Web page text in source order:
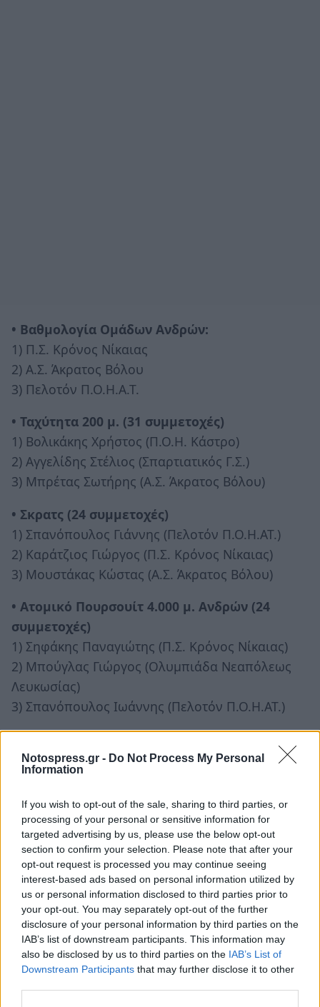
Notospress.gr - Do Not Process My Personal
Information
If you wish to opt-out of the sale, sharing to third parties, or
processing of your personal or sensitive information for
targeted advertising by us, please use the below opt-out
section to confirm your selection. Please note that after your
opt-out request is processed you may continue seeing
interest-based ads based on personal information utilized by
us or personal information disclosed to third parties prior to
your opt-out. You may separately opt-out of the further
disclosure of your personal information by third parties on the
IAB’s list of downstream participants. This information may
also be disclosed by us to third parties on the IAB’s List of
Downstream Participants that may further disclose it to other
• Βαθμολογία Ομάδων Ανδρών:
1) Π.Σ. Κρόνος Νίκαιας
2) Α.Σ. Άκρατος Βόλου
3) Πελοτόν Π.Ο.Η.Α.Τ.
• Ταχύτητα 200 μ. (31 συμμετοχές)
1) Βολικάκης Χρήστος (Π.Ο.Η. Κάστρο)
2) Αγγελίδης Στέλιος (Σπαρτιατικός Γ.Σ.)
3) Μπρέτας Σωτήρης (Α.Σ. Άκρατος Βόλου)
• Σκρατς (24 συμμετοχές)
1) Σπανόπουλος Γιάννης (Πελοτόν Π.Ο.Η.ΑΤ.)
2) Καράτζιος Γιώργος (Π.Σ. Κρόνος Νίκαιας)
3) Μουστάκας Κώστας (Α.Σ. Άκρατος Βόλου)
• Ατομικό Πουρσουίτ 4.000 μ. Ανδρών (24
συμμετοχές)
1) Σηφάκης Παναγιώτης (Π.Σ. Κρόνος Νίκαιας)
2) Μπούγλας Γιώργος (Ολυμπιάδα Νεαπόλεως
Λευκωσίας)
3) Σπανόπουλος Ιωάννης (Πελοτόν Π.Ο.Η.ΑΤ.)
1) Π.Σ. Κρόνος Νίκαιας
2) Α.Σ. Άκρατος Βόλου
3) Π.Ο. Πατρών
• Μάντισον Ανδρών (8 συμμετοχές)
1) Μπούγλας Γεώργιος, Μπούγλας Απόστολος
(Ολυμπιάδα Νεαπόλεως Λευκωσίας)
2) Γκαζώνης Πέτρος, Ποτουρίδης Ελπιδοφόρς
(Α.Ο. Θησέας)
3) Σημαντιράκης Βασίλειος, Καραμπινάκης
Παναγιώτης Μανώλης (Π.Σ. Κρόνος Νίκαιας)